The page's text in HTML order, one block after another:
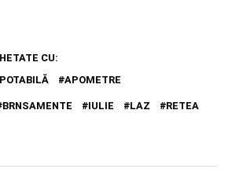
CU:
APOMETRE
BRNSAMENTE IULIE LAZ RETEA